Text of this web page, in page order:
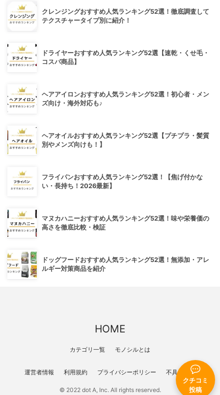
クチコミ
投稿
クレンジングおすすめ人気ランキング52選！徹底調査して
テクスチャータイプ別に紹介！
ドライヤーおすすめ人気ランキング52選【速乾・くせ毛・
コスパ商品】
ヘアアイロンおすすめ人気ランキング52選！初心者・メン
ズ向け・海外対応も♪
ヘアオイルおすすめ人気ランキング52選【プチプラ・髪質
別やメンズ向けも！】
フライパンおすすめ人気ランキング52選！【焦げ付かな
い・長持ち！2026最新】
マヌカハニーおすすめ人気ランキング52選！味や栄養価の
高さを徹底比較・検証
ドッグフードおすすめ人気ランキング52選！無添加・アレ
ルギー対策商品を紹介
HOME
カテゴリ一覧 モノシルとは
運営者情報 利用規約 プライバシーポリシー 不具合報告
© 2022 dot A, Inc. All rights reserved.